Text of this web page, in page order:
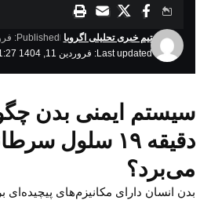
Last updated: فروردین 11, 1404 11:27 ب.ظ
تیم خبری تحلیلی اگروبا Published: فروردین 12, 1404
سیستم ایمنی بدن
دقیقه ۱۹ سلول
می‌برد؟
بدن انسان دارای مکانیزم‌های